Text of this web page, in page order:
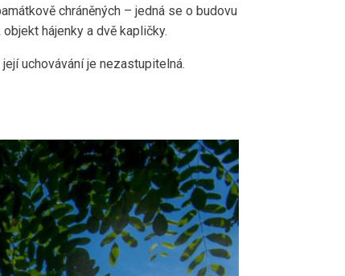
chráněných – jedná se o budovu
hájenky a dvě kapličky.
uchovávání je nezastupitelná.